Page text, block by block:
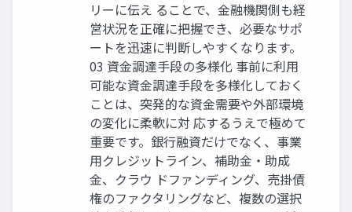
リーに伝え ることで、金融機関側も経
営状況を正確に把握でき、必要なサポ
ートを迅速に判断しやすくなります。
03 資金調達手段の多様化 事前に利用
可能な資金調達手段を多様化しておく
ことは、突発的な資金需要や外部環境
の変化に柔軟に対 応するうえで極めて
重要です。銀行融資だけでなく、事業
用クレジットライン、補助金・助成
金、クラウ ドファンディング、売掛債
権のファクタリングなど、複数の選択